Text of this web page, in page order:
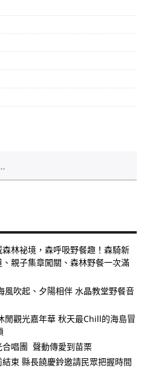
森林祕境，森呼吸野餐趣！森騎新
親子集章闖關、森林野餐一次滿
風吹起、夕陽相伴 水晶教堂野餐音
閒觀光嘉年華 秋天最Chill的海島冒
合唱團 聲動傳愛到苗栗
結束 縣長饒慶鈴邀請民眾把握時間